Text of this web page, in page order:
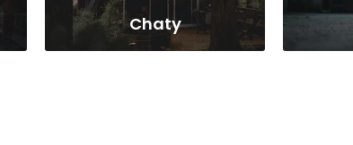
Chaty